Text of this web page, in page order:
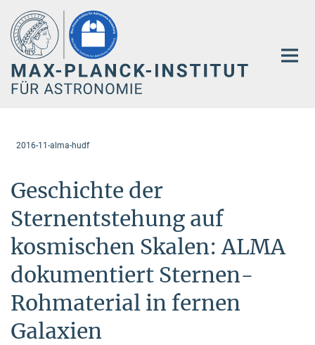
Hauptinhalt
2016-11-alma-hudf
Geschichte der
Sternentstehung auf
kosmischen Skalen: ALMA
dokumentiert Sternen-
Rohmaterial in fernen
Galaxien